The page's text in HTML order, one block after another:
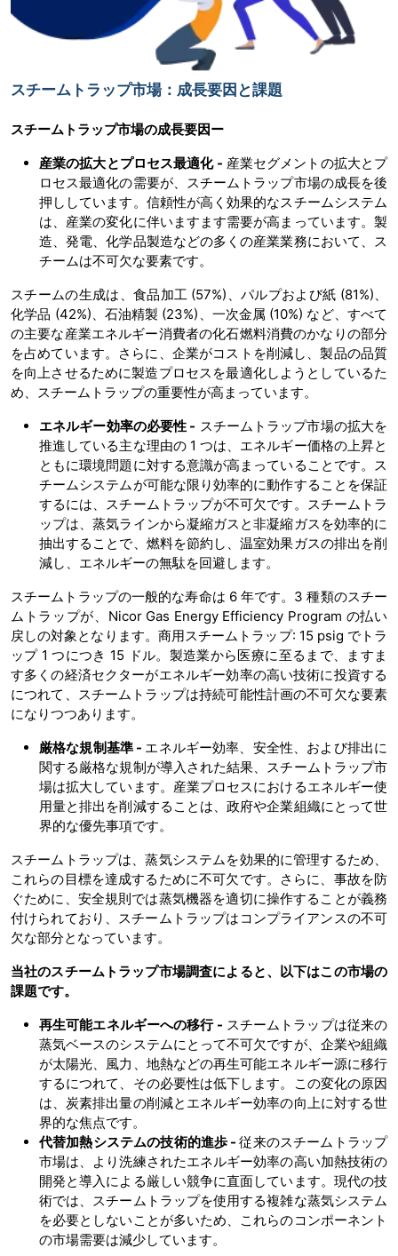
スチームトラップ市場：成長要因と課題
スチームトラップ市場の成長要因ー
産業の拡大とプロセス最適化 - 産業セグメントの拡大とプ
ロセス最適化の需要が、スチームトラップ市場の成長を後
押ししています。信頼性が高く効果的なスチームシステム
は、産業の変化に伴いますます需要が高まっています。製
造、発電、化学品製造などの多くの産業業務において、ス
チームは不可欠な要素です。
スチームの生成は、食品加工 (57%)、パルプおよび紙 (81%)、
化学品 (42%)、石油精製 (23%)、一次金属 (10%) など、すべて
の主要な産業エネルギー消費者の化石燃料消費のかなりの部分
を占めています。さらに、企業がコストを削減し、製品の品質
を向上させるために製造プロセスを最適化しようとしているた
め、スチームトラップの重要性が高まっています。
エネルギー効率の必要性 - スチームトラップ市場の拡大を
推進している主な理由の 1 つは、エネルギー価格の上昇と
ともに環境問題に対する意識が高まっていることです。ス
チームシステムが可能な限り効率的に動作することを保証
するには、スチームトラップが不可欠です。スチームトラ
ップは、蒸気ラインから凝縮ガスと非凝縮ガスを効率的に
抽出することで、燃料を節約し、温室効果ガスの排出を削
減し、エネルギーの無駄を回避します。
スチームトラップの一般的な寿命は 6 年です。3 種類のスチー
ムトラップが、Nicor Gas Energy Efficiency Program の払い
戻しの対象となります。商用スチームトラップ: 15 psig でトラ
ップ 1 つにつき 15 ドル。製造業から医療に至るまで、ますま
す多くの経済セクターがエネルギー効率の高い技術に投資する
につれて、スチームトラップは持続可能性計画の不可欠な要素
になりつつあります。
厳格な規制基準 - エネルギー効率、安全性、および排出に
関する厳格な規制が導入された結果、スチームトラップ市
場は拡大しています。産業プロセスにおけるエネルギー使
用量と排出を削減することは、政府や企業組織にとって世
界的な優先事項です。
スチームトラップは、蒸気システムを効果的に管理するため、
これらの目標を達成するために不可欠です。さらに、事故を防
ぐために、安全規則では蒸気機器を適切に操作することが義務
付けられており、スチームトラップはコンプライアンスの不可
欠な部分となっています。
当社のスチームトラップ市場調査によると、以下はこの市場の
課題です。
再生可能エネルギーへの移行 - スチームトラップは従来の
蒸気ベースのシステムにとって不可欠ですが、企業や組織
が太陽光、風力、地熱などの再生可能エネルギー源に移行
するにつれて、その必要性は低下します。この変化の原因
は、炭素排出量の削減とエネルギー効率の向上に対する世
界的な焦点です。
代替加熱システムの技術的進歩 -従来のスチームトラップ
市場は、より洗練されたエネルギー効率の高い加熱技術の
開発と導入による厳しい競争に直面しています。現代の技
術では、スチームトラップを使用する複雑な蒸気システム
を必要としないことが多いため、これらのコンポーネント
の市場需要は減少しています。